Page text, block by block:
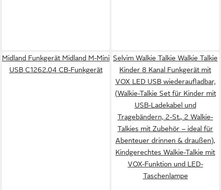
Midland Funkgerät Midland M-Mini
USB C1262.04 CB-Funkgerät
Selvim Walkie Talkie Walkie Talkie
Kinder 8 Kanal Funkgerät mit
VOX LED USB wiederaufladbar,
(Walkie-Talkie Set für Kinder mit
USB-Ladekabel und
Tragebändern, 2-St., 2 Walkie-
Talkies mit Zubehör – ideal für
Abenteuer drinnen & draußen),
Kindgerechtes Walkie-Talkie mit
VOX-Funktion und LED-
Taschenlampe